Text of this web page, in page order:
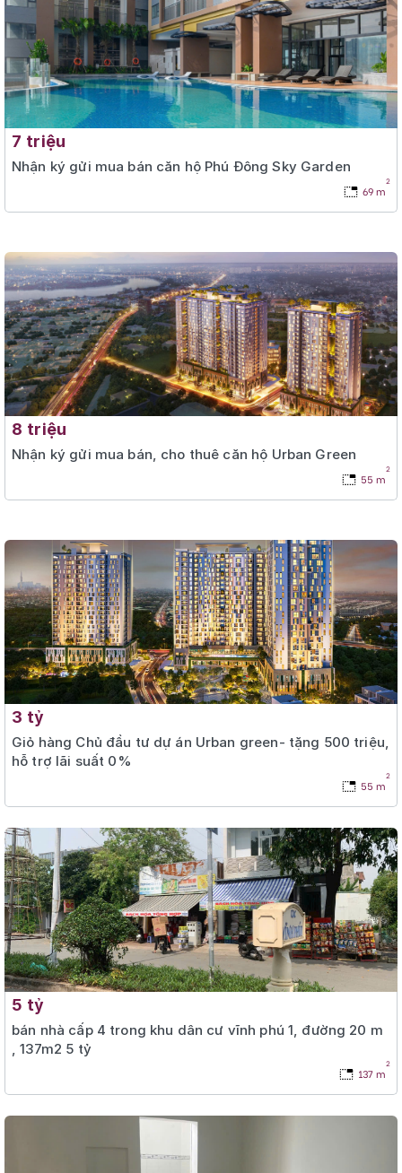
7 triệu
Nhận ký gửi mua bán căn hộ Phú Đông Sky Garden
69 m
2
8 triệu
Nhận ký gửi mua bán, cho thuê căn hộ Urban Green
55 m
2
3 tỷ
Giỏ hàng Chủ đầu tư dự án Urban green- tặng 500 triệu,
hỗ trợ lãi suất 0%
55 m
2
5 tỷ
bán nhà cấp 4 trong khu dân cư vĩnh phú 1, đường 20 m
, 137m2 5 tỷ
137 m
2